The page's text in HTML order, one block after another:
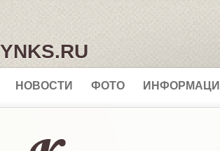
НОВОСТИ ФОТО